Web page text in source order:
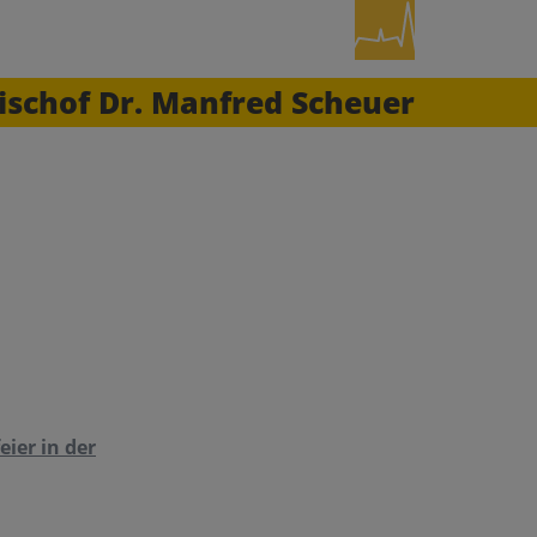
Dr. Manfred Scheuer
in der